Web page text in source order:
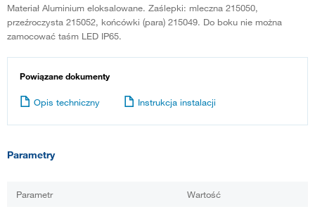
Materiał Aluminium eloksalowane. Zaślepki: mleczna 215050,
przeźroczysta 215052, końcówki (para) 215049. Do boku nie można
zamocować taśm LED IP65.
Powiązane dokumenty
Opis techniczny Instrukcja instalacji
Parametry
Parametr Wartość